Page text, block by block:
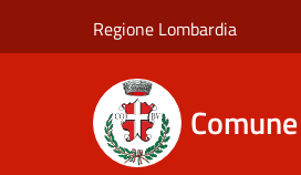
Regione Lombardia